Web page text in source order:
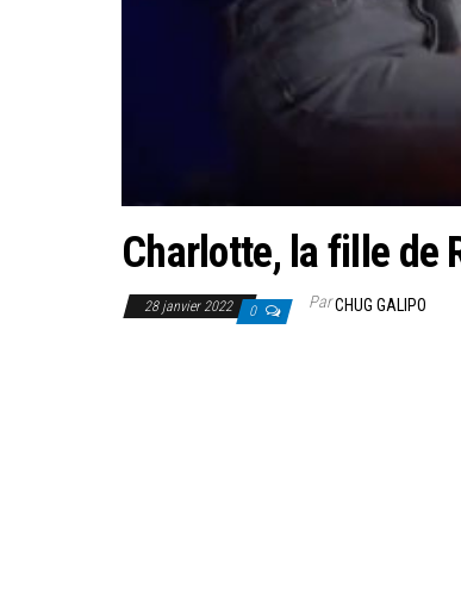
Charlotte, la fille de
28 janvier 2022 0 ParCHUG GALIPO